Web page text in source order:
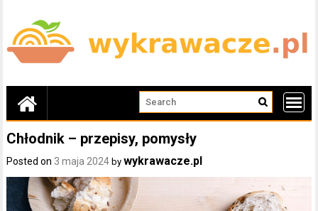
content
Chłodnik – przepisy, pomysły
Posted on 3 maja 2024 bywykrawacze.pl